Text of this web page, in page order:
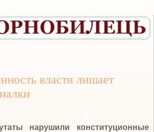
власти лишает
нарушили конституционные